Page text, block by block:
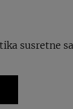
susretne